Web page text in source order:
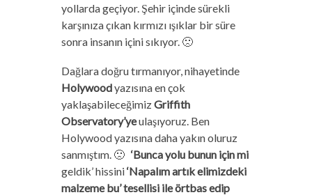
yollarda geçiyor. Şehir içinde sürekli
karşınıza çıkan kırmızı ışıklar bir süre
sonra insanın içini sıkıyor. 🙁
Dağlara doğru tırmanıyor, nihayetinde
Holywoodyazısına en çok
yaklaşabileceğimizGriffith
Observatory’yeulaşıyoruz. Ben
Holywood yazısına daha yakın oluruz
sanmıştım. 🙁 ‘Bunca yolu bunun için mi
geldik’ hissini‘Napalım artık elimizdeki
malzeme bu’ tesellisi ile örtbas edip